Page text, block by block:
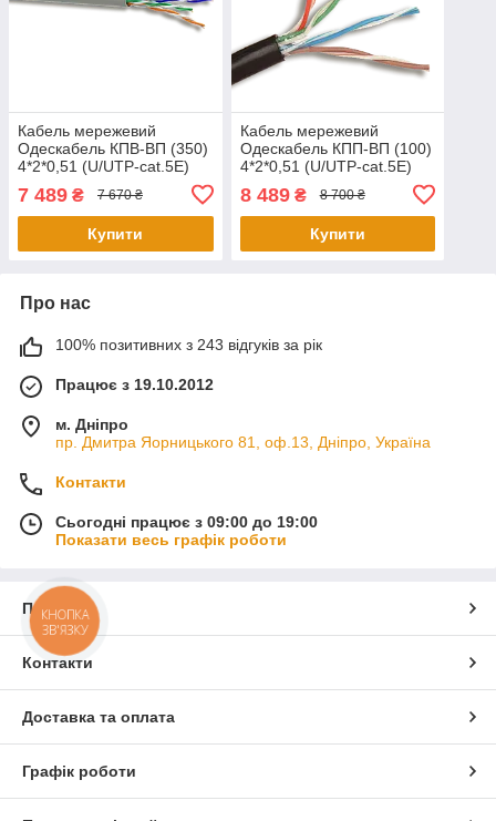
Кабель мережевий
Одескабель КПВ-ВП (350)
4*2*0,51 (U/UTP-cat.5E)
7 489 ₴ 7 670 ₴
Купити
Кабель мережевий
Одескабель КПП-ВП (100)
4*2*0,51 (U/UTP-cat.5E)
8 489₴ 8 700 ₴
Купити
Про нас
100% позитивних з 243 відгуків за рік
Працює з 19.10.2012
м. Дніпро
пр. Дмитра Яорницького 81, оф.13, Дніпро, Україна
Контакти
Сьогодні працює з 09:00 до 19:00
Показати весь графік роботи
Про нас
Контакти
Доставка та оплата
Графік роботи
КНОПКА
ЗВ'ЯЗКУ